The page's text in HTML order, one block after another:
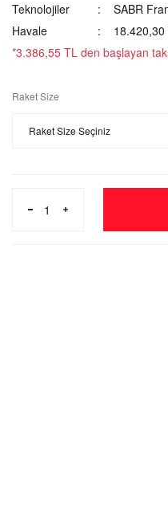
Teknolojiler
SABR
Havale
*3.386,55 TL den başlayan
Raket Size